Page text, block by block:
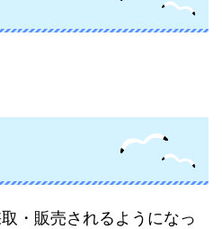
・販売されるようになっ